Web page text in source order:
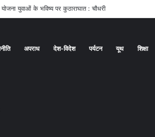
योजना युवाओं के भविष्य पर कुठाराघात : चौधरी
अपराध देश-विदेश पर्यटन यूथ शिक्षा